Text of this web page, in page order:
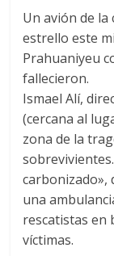
Un avión de la
estrello este
Prahuaniyeu
fallecieron.
Ismael Alí,
(cercana al
zona de la
carbonizado»,
una
rescatistas en
víctimas.